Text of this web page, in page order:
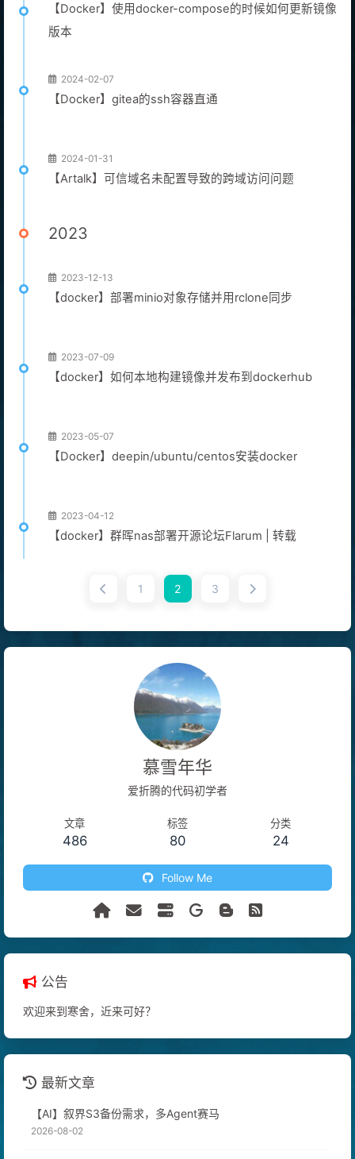
【Docker】使用docker-compose的时候如何更新镜像
版本
2024-02-07
【Docker】gitea的ssh容器直通
2024-01-31
【Artalk】可信域名未配置导致的跨域访问问题
2023
2023-12-13
【docker】部署minio对象存储并用rclone同步
2023-07-09
【docker】如何本地构建镜像并发布到dockerhub
2023-05-07
【Docker】deepin/ubuntu/centos安装docker
2023-04-12
【docker】群晖nas部署开源论坛Flarum | 转载
1 2 3
慕雪年华
爱折腾的代码初学者
文章
486
标签
80
分类
24
Follow Me
公告
欢迎来到寒舍，近来可好？
最新文章
【AI】叙界S3备份需求，多Agent赛马
2026-08-02